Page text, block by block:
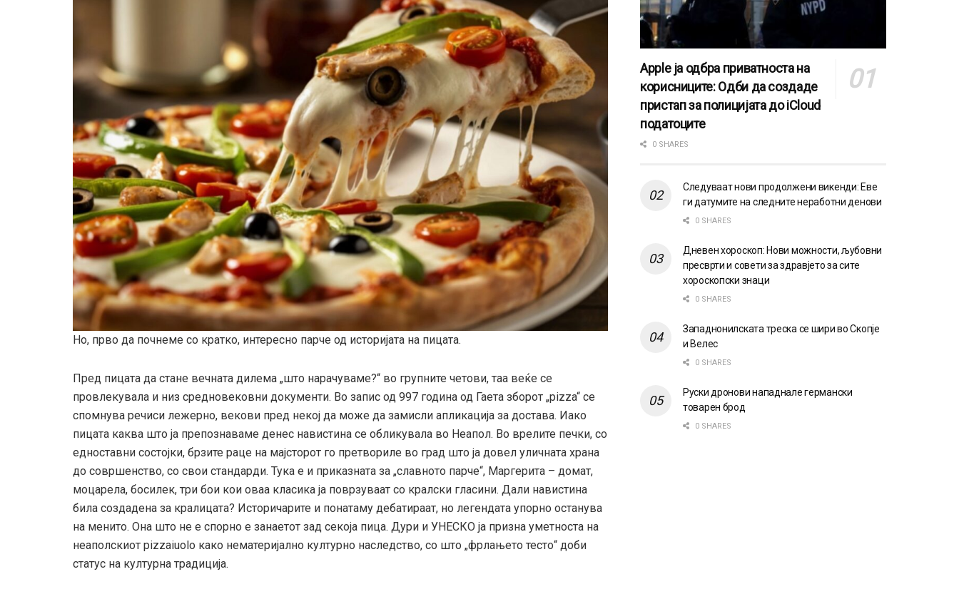
Но, прво да почнеме со кратко, интересно парче од историјата на пицата.
Пред пицата да стане вечната дилема „што нарачуваме?“ во групните четови, таа веќе се
провлекувала и низ средновековни документи. Во запис од 997 година од Гаета зборот „pizza“ се
спомнува речиси лежерно, векови пред некој да може да замисли апликација за достава. Иако
пицата каква што ја препознаваме денес навистина се обликувала во Неапол. Во врелите печки, со
едноставни состојки, брзите раце на мајсторот го претвориле во град што ја довел уличната храна
до совршенство, со свои стандарди. Тука е и приказната за „славното парче“, Маргерита – домат,
моцарела, босилек, три бои кои оваа класика ја поврзуваат со кралски гласини. Дали навистина
била создадена за кралицата? Историчарите и понатаму дебатираат, но легендата упорно останува
на менито. Она што не е спорно е занаетот зад секоја пица. Дури и УНЕСКО ја призна уметноста на
неаполскиот pizzaiuolo како нематеријално културно наследство, со што „фрлањето тесто“ доби
статус на културна традиција.
Apple ја одбра приватноста на
корисниците: Одби да создаде
пристап за полицијата до iCloud
податоците
0 SHARES
Следуваат нови продолжени викенди: Еве
ги датумите на следните неработни денови
0 SHARES
Дневен хороскоп: Нови можности, љубовни
пресврти и совети за здравјето за сите
хороскопски знаци
0 SHARES
Западнонилската треска се шири во Скопје
и Велес
0 SHARES
Руски дронови нападнале германски
товарен брод
0 SHARES